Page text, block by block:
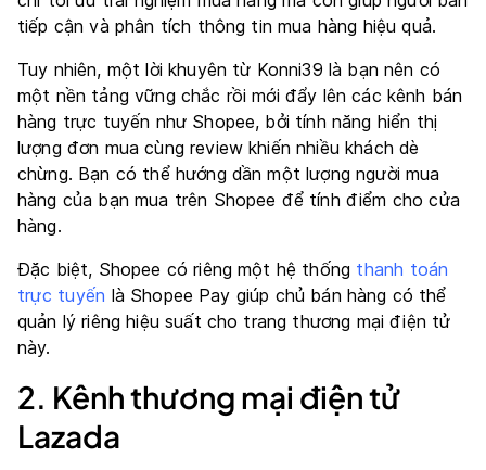
tiếp cận và phân tích thông tin mua hàng hiệu quả.
Tuy nhiên, một lời khuyên từ Konni39 là bạn nên có
một nền tảng vững chắc rồi mới đẩy lên các kênh bán
hàng trực tuyến như Shopee, bởi tính năng hiển thị
lượng đơn mua cùng review khiến nhiều khách dè
chừng. Bạn có thể hướng dần một lượng người mua
hàng của bạn mua trên Shopee để tính điểm cho cửa
hàng.
Đặc biệt, Shopee có riêng một hệ thống thanh toán
trực tuyến là Shopee Pay giúp chủ bán hàng có thể
quản lý riêng hiệu suất cho trang thương mại điện tử
này.
2. Kênh thương mại điện tử
Lazada